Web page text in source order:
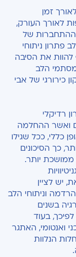
זמן
לאורך העורק,
ההתחברות של
פתרון ניתוחי
להוות את הסיבה
הלב
כירורגי של אבי
רדיקלי
ואשר ההחלמה
כללי, ככל שגילו
כך הסיכונים
ממושכת יותר.
יש לציין
וניתוחי הלב
בשנים
בעוד
ואנטומי, האתגר
הנלוות